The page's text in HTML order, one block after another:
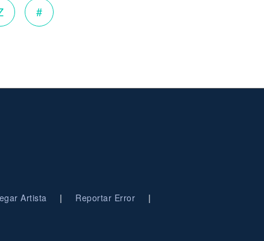
#
Artista | Reportar Error |